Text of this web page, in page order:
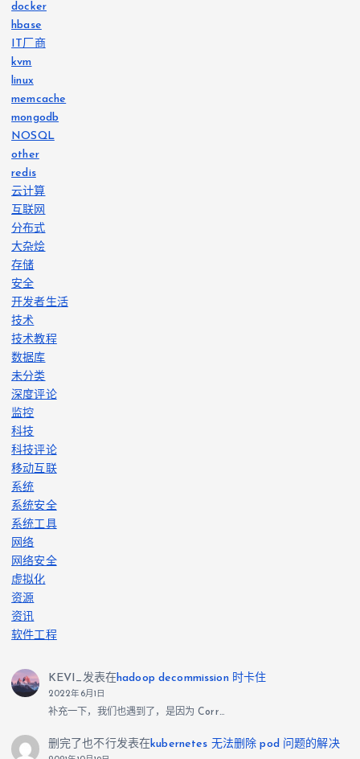
docker
hbase
IT厂商
kvm
linux
memcache
mongodb
NOSQL
other
redis
云计算
互联网
分布式
大杂烩
存储
安全
开发者生活
技术
技术教程
数据库
未分类
深度评论
监控
科技
科技评论
移动互联
系统
系统安全
系统工具
网络
网络安全
虚拟化
资源
资讯
软件工程
KEVI_发表在hadoop decommission 时卡住
2022年6月1日
补充一下，我们也遇到了，是因为 Corr…
删完了也不行发表在kubernetes 无法删除 pod 问题的解决